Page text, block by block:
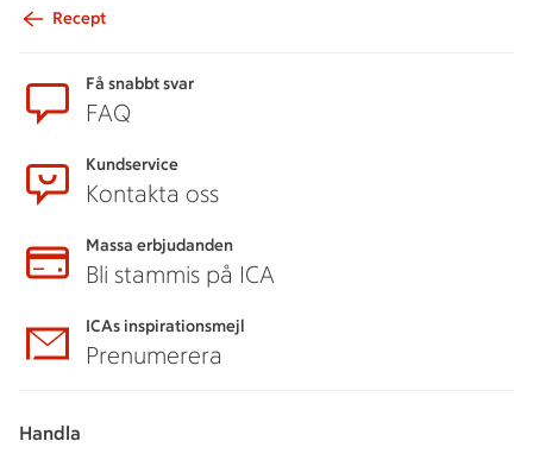
Recept
Få snabbt svar
FAQ
Kundservice
Kontakta oss
Massa erbjudanden
Bli stammis på ICA
ICAs inspirationsmejl
Prenumerera
Handla